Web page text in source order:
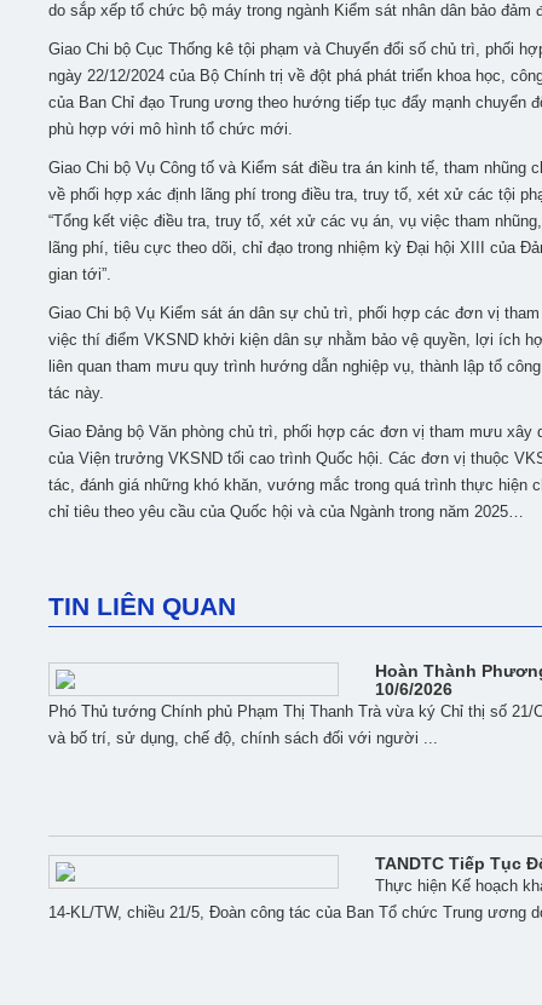
do sắp xếp tổ chức bộ máy trong ngành Kiểm sát nhân dân bảo đảm
Giao Chi bộ Cục Thống kê tội phạm và Chuyển đổi số chủ trì, phối
ngày 22/12/2024 của Bộ Chính trị về đột phá phát triển khoa học,
của Ban Chỉ đạo Trung ương theo hướng tiếp tục đẩy mạnh chuyển
phù hợp với mô hình tổ chức mới.
Giao Chi bộ Vụ Công tố và Kiểm sát điều tra án kinh tế, tham
về phối hợp xác định lãng phí trong điều tra, truy tố, xét xử các tội
“Tổng kết việc điều tra, truy tố, xét xử các vụ án, vụ việc tham
lãng phí, tiêu cực theo dõi, chỉ đạo trong nhiệm kỳ Đại hội XIII của
gian tới”.
Giao Chi bộ Vụ Kiểm sát án dân sự chủ trì, phối hợp các đơn vị
việc thí điểm VKSND khởi kiện dân sự nhằm bảo vệ quyền, lợi ích
liên quan tham mưu quy trình hướng dẫn nghiệp vụ, thành lập tổ
tác này.
Giao Đảng bộ Văn phòng chủ trì, phối hợp các đơn vị tham mưu
của Viện trưởng VKSND tối cao trình Quốc hội. Các đơn vị thuộc
tác, đánh giá những khó khăn, vướng mắc trong quá trình thực hiện
chỉ tiêu theo yêu cầu của Quốc hội và của Ngành trong năm 2025…
TIN LIÊN QUAN
Hoàn Thành
10/6/2026
Phó Thủ tướng Chính phủ Phạm Thị Thanh Trà vừa ký Chỉ thị số
và bố trí, sử dụng, chế độ, chính sách đối với người ...
TANDTC Tiếp Tục
Thực hiện Kế hoạch
14-KL/TW, chiều 21/5, Đoàn công tác của Ban Tổ chức Trung ương